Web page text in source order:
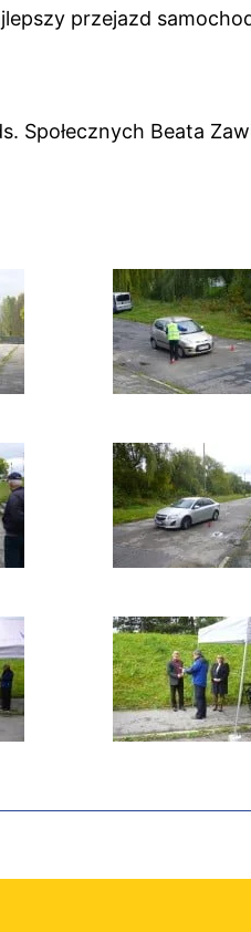
przejazd
Beata